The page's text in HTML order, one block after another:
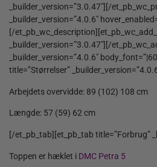
_builder_version=”3.0.47″][/
_builder_version=”4.0.6″
[/
_builder_version=”3.0.47″][/
_builder_version=”4.0.6″
title=”Størrelser”
Arbejdets overvidde: 89 (102) 108 cm
Længde: 57 (59) 62 cm
[/et_pb_tab][et_pb_tab title=”Forbrug”
Toppen er hæklet i DMC Petra 5